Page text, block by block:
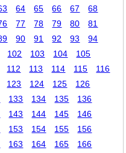
64 65 66 67
68
77 78 79 80
81
90 91 92 93
94
102 103 104
105
112 113 114 115
116
123 124 125
126
133 134 135
136
143 144 145
146
153 154 155
156
163 164 165
166